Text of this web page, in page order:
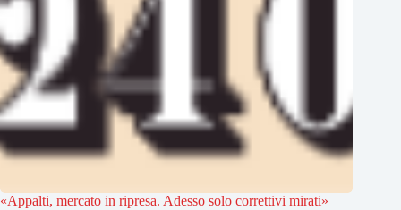
«Appalti, mercato in ripresa. Adesso solo correttivi mirati»